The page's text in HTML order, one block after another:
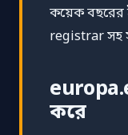
কয়েক বছরের
registrar সহ
করে